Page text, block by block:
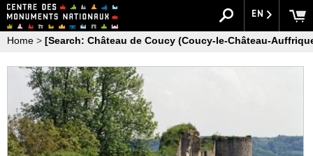
EN
Home > [Search: Château de Coucy (Coucy-le-Château-